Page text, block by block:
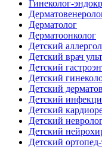
Гинеколог-
Дерматолог
Дерматоонколог
Детский
Детский врач
Детский
Детский
Детский
Детский
Детский
Детский
Детский
Детский